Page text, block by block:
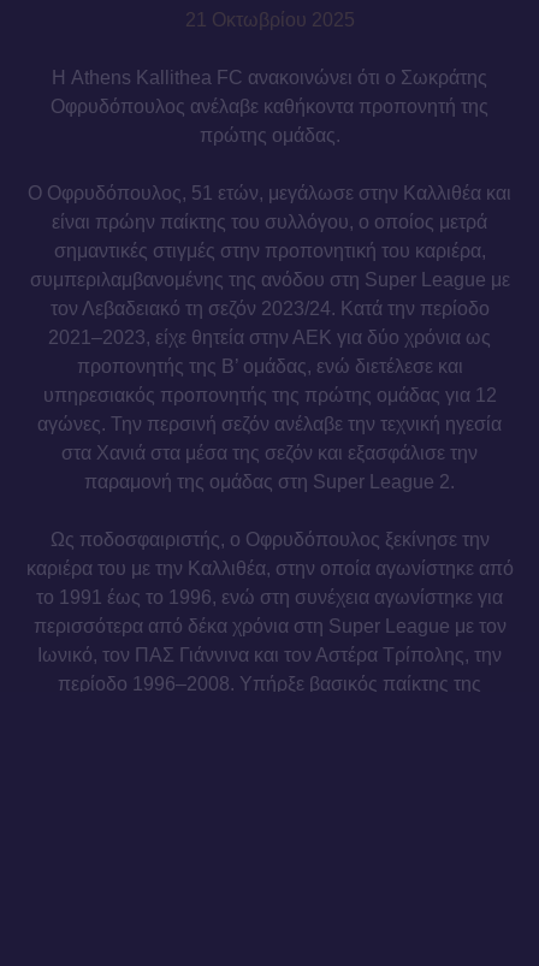
21 Οκτωβρίου 2025
Η Athens Kallithea FC ανακοινώνει ότι ο Σωκράτης
Οφρυδόπουλος ανέλαβε καθήκοντα προπονητή της
πρώτης ομάδας.
Ο Οφρυδόπουλος, 51 ετών, μεγάλωσε στην Καλλιθέα και
είναι πρώην παίκτης του συλλόγου, ο οποίος μετρά
σημαντικές στιγμές στην προπονητική του καριέρα,
συμπεριλαμβανομένης της ανόδου στη Super League με
τον Λεβαδειακό τη σεζόν 2023/24. Κατά την περίοδο
2021–2023, είχε θητεία στην ΑΕΚ για δύο χρόνια ως
προπονητής της Β’ ομάδας, ενώ διετέλεσε και
υπηρεσιακός προπονητής της πρώτης ομάδας για 12
αγώνες. Την περσινή σεζόν ανέλαβε την τεχνική ηγεσία
στα Χανιά στα μέσα της σεζόν και εξασφάλισε την
παραμονή της ομάδας στη Super League 2.
Ως ποδοσφαιριστής, ο Οφρυδόπουλος ξεκίνησε την
καριέρα του με την Καλλιθέα, στην οποία αγωνίστηκε από
το 1991 έως το 1996, ενώ στη συνέχεια αγωνίστηκε για
περισσότερα από δέκα χρόνια στη Super League με τον
Ιωνικό, τον ΠΑΣ Γιάννινα και τον Αστέρα Τρίπολης, την
περίοδο 1996–2008. Υπήρξε βασικός παίκτης της